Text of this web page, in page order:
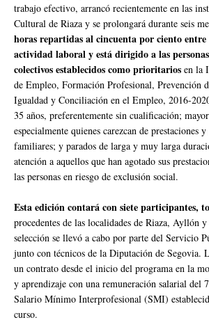
trabajo efectivo, arrancó recientemente en las
Cultural de Riaza y se prolongará durante seis
horas repartidas al cincuenta por ciento
actividad laboral y está dirigido a las
colectivos establecidos como prioritarios en la
de Empleo, Formación Profesional, Prevención
Igualdad y Conciliación en el Empleo, 2016-
35 años, preferentemente sin cualificación;
especialmente quienes carezcan de prestaciones
familiares; y parados de larga y muy larga
atención a aquellos que han agotado sus
las personas en riesgo de exclusión social.
Esta edición contará con siete participantes,
procedentes de las localidades de Riaza, Ayllón
selección se llevó a cabo por parte del Servicio
junto con técnicos de la Diputación de Segovia.
un contrato desde el inicio del programa en la
y aprendizaje con una remuneración salarial del
Salario Mínimo Interprofesional (SMI)
curso.